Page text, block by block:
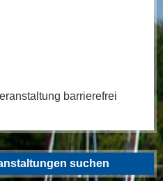
suchen
barrierefrei